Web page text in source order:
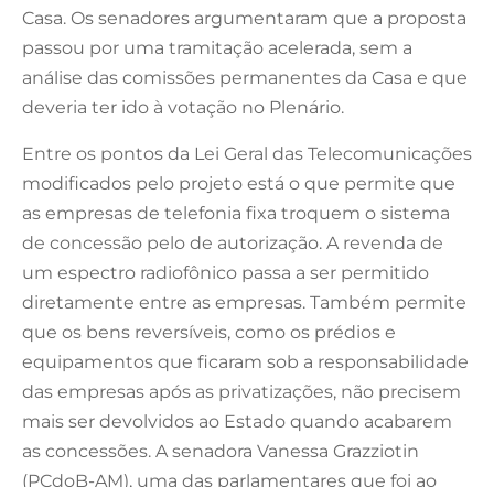
Casa. Os senadores argumentaram que a proposta
passou por uma tramitação acelerada, sem a
análise das comissões permanentes da Casa e que
deveria ter ido à votação no Plenário.
Entre os pontos da Lei Geral das Telecomunicações
modificados pelo projeto está o que permite que
as empresas de telefonia fixa troquem o sistema
de concessão pelo de autorização. A revenda de
um espectro radiofônico passa a ser permitido
diretamente entre as empresas. Também permite
que os bens reversíveis, como os prédios e
equipamentos que ficaram sob a responsabilidade
das empresas após as privatizações, não precisem
mais ser devolvidos ao Estado quando acabarem
as concessões. A senadora Vanessa Grazziotin
(PCdoB-AM), uma das parlamentares que foi ao